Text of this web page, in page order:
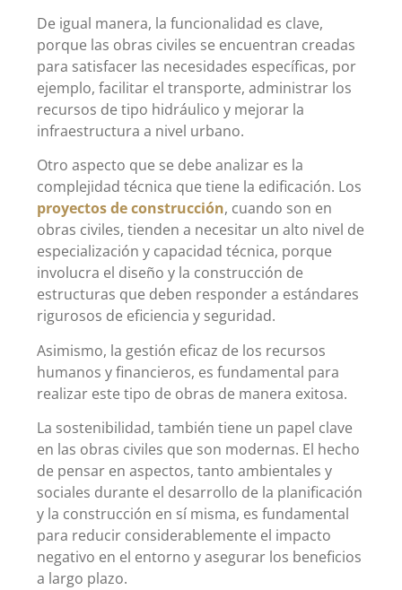
De igual manera, la funcionalidad es clave,
porque las obras civiles se encuentran creadas
para satisfacer las necesidades específicas, por
ejemplo, facilitar el transporte, administrar los
recursos de tipo hidráulico y mejorar la
infraestructura a nivel urbano.
Otro aspecto que se debe analizar es la
complejidad técnica que tiene la edificación. Los
proyectos de construcción, cuando son en
obras civiles, tienden a necesitar un alto nivel de
especialización y capacidad técnica, porque
involucra el diseño y la construcción de
estructuras que deben responder a estándares
rigurosos de eficiencia y seguridad.
Asimismo, la gestión eficaz de los recursos
humanos y financieros, es fundamental para
realizar este tipo de obras de manera exitosa.
La sostenibilidad, también tiene un papel clave
en las obras civiles que son modernas. El hecho
de pensar en aspectos, tanto ambientales y
sociales durante el desarrollo de la planificación
y la construcción en sí misma, es fundamental
para reducir considerablemente el impacto
negativo en el entorno y asegurar los beneficios
a largo plazo.